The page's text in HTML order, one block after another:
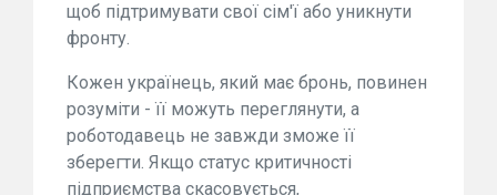
щоб підтримувати свої сім'ї або уникнути
фронту.
Кожен українець, який має бронь, повинен
розуміти - її можуть переглянути, а
роботодавець не завжди зможе її
зберегти. Якщо статус критичності
підприємства скасовується,